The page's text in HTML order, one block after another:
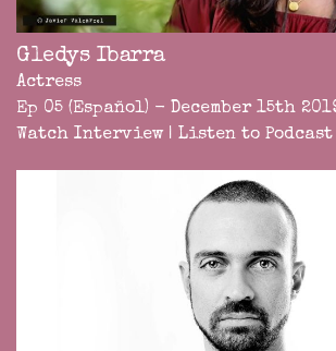
Gledys Ibarra
Actress
Ep 05 (Español) - December 15th
Watch Interview | Listen to Podcast